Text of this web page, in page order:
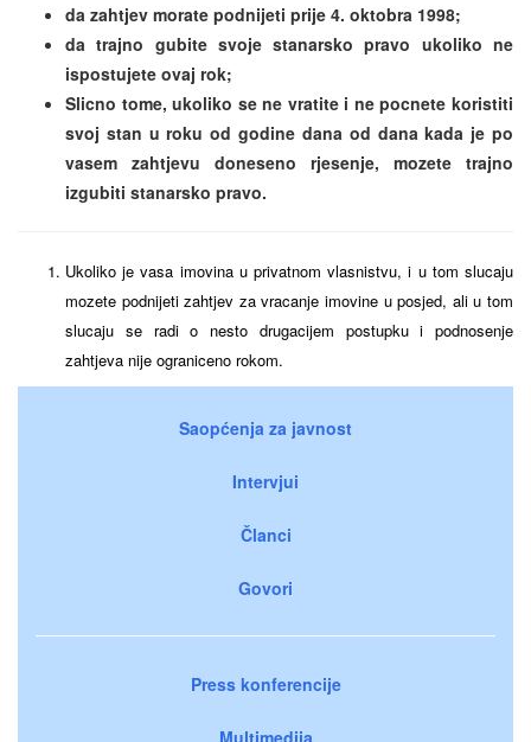
da zahtjev morate podnijeti prije 4. oktobra 1998;
da trajno gubite svoje stanarsko pravo ukoliko ne
ispostujete ovaj rok;
Slicno tome, ukoliko se ne vratite i ne pocnete koristiti
svoj stan u roku od godine dana od dana kada je po
vasem zahtjevu doneseno rjesenje, mozete trajno
izgubiti stanarsko pravo.
Ukoliko je vasa imovina u privatnom vlasnistvu, i u tom slucaju
mozete podnijeti zahtjev za vracanje imovine u posjed, ali u tom
slucaju se radi o nesto drugacijem postupku i podnosenje
zahtjeva nije ograniceno rokom.
Saopćenja za javnost
Intervjui
Članci
Govori
Press konferencije
Multimedija